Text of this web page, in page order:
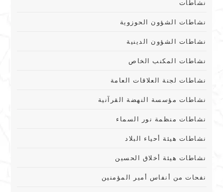
نشاطات
نشاطات الشؤون الحوزوية
نشاطات الشؤون الدينية
نشاطات المكنب الخاص
نشاطات لجنة العلاقات العامة
نشاطات مؤسسة النهضة القرآنية
نشاطات منظمة نور السماء
نشاطات هيئة أحياء البلاد
نشاطات هيئة أخلاق الحسين
نفحات من أنفاس أمير المؤمنين